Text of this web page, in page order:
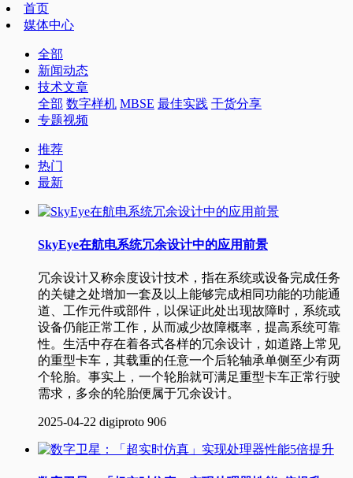
首页
媒体中心
全部
新闻动态
技术文章
全部 数字样机 MBSE 最佳实践 干货分享
专题视频
推荐
热门
最新
SkyEye在航电系统冗余设计中的应用前景
​冗余设计又称余度设计技术，指在系统或设备完成任务
的关键之处增加一套及以上能够完成相同功能的功能通
道、工作元件或部件，以保证此处出现故障时，系统或
设备仍能正常工作，从而减少故障概率，提高系统可靠
性。生活中存在着各式各样的冗余设计，如道路上常见
的重型卡车，其载重的任意一个后轮轴承单侧至少有两
个轮胎。事实上，一个轮胎就可满足重型卡车正常行驶
需求，多余的轮胎便属于冗余设计。
2025-04-22 digiproto 906